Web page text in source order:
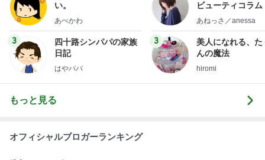
い。
あべかわ
3
四十路シンパパの家族
日記
はやパパ
ビューティコラ
little
あねっさ／anessa
3
美人になれる、た
んの魔法
hiromi
もっと見る
オフィシャルブロガーランキング